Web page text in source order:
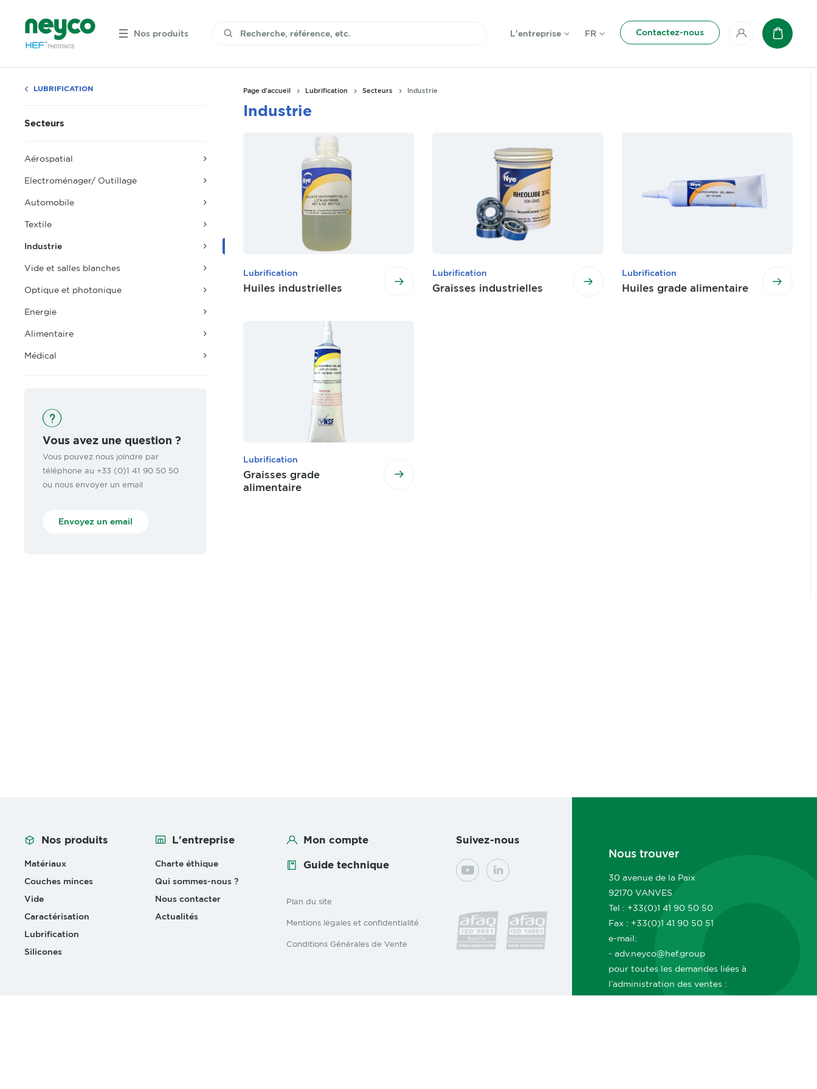
Nos produits L'entreprise FR Contactez-nous
Mon compte
Panier
LUBRIFICATION
Secteurs
Aérospatial
Electroménager/ Outillage
Automobile
Textile
Industrie
Vide et salles blanches
Optique et photonique
Energie
Alimentaire
Médical
Vous avez une question ?
Vous pouvez nous joindre par
téléphone au +33 (0)1 41 90 50 50
ou nous envoyer un email
Envoyez un email
Page d'accueil Lubrification Secteurs Industrie
Industrie
Lubrification
Huiles industrielles
Lubrification
Graisses industrielles
Lubrification
Huiles grade alimentaire
Lubrification
Graisses grade
alimentaire
Nos produits
Matériaux
Couches minces
Vide
Caractérisation
Lubrification
Silicones
L'entreprise
Charte éthique
Qui sommes-nous ?
Nous contacter
Actualités
Mon compte
Guide technique
Suivez-nous
YouTubeLinkedIn
Plan du site
Mentions légales et confidentialité
Conditions Générales de Vente
Nous trouver
30 avenue de la Paix
92170 VANVES
Tel : +33(0)1 41 90 50 50
Fax : +33(0)1 41 90 50 51
e-mail:
- adv.neyco@hef.group
pour toutes les demandes liées à
l’administration des ventes :
commandes, suivi, livraisons, délais,